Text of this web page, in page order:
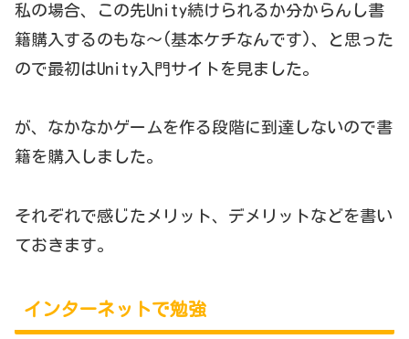
私の場合、この先Unity続けられるか分からんし書
籍購入するのもな〜(基本ケチなんです)、と思った
ので最初はUnity入門サイトを見ました。
が、なかなかゲームを作る段階に到達しないので書
籍を購入しました。
それぞれで感じたメリット、デメリットなどを書い
ておきます。
インターネットで勉強